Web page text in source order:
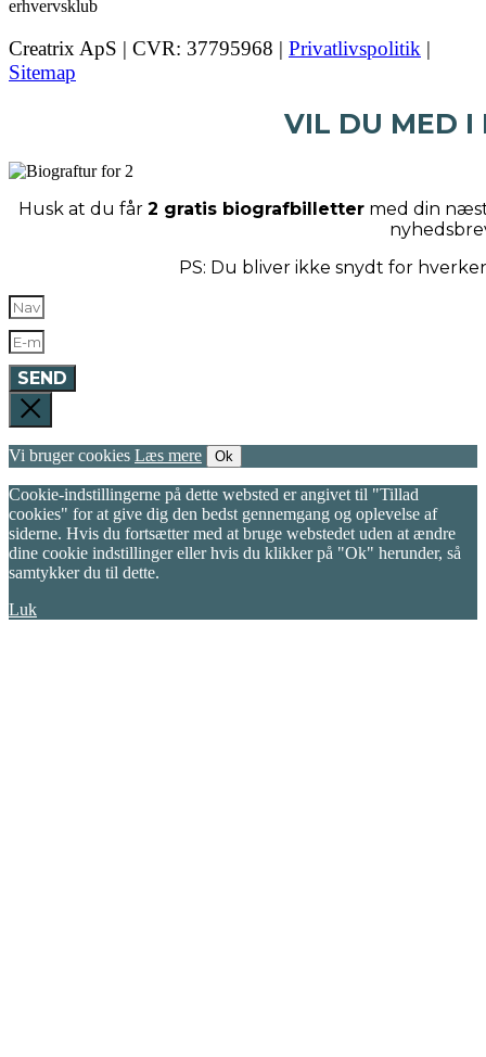
Creatrix ApS | CVR: 37795968 | Privatlivspolitik |
Sitemap
VIL DU MED I
Husk at du får 2 gratis biografbillettermed din
PS: Du bliver ikke snydt for
SEND
Vi bruger cookies Læs mere Ok
Cookie-indstillingerne på dette websted er angivet til "Tillad
cookies" for at give dig den bedst gennemgang og oplevelse af
siderne. Hvis du fortsætter med at bruge webstedet uden at ændre
dine cookie indstillinger eller hvis du klikker på "Ok" herunder, så
samtykker du til dette.
Luk